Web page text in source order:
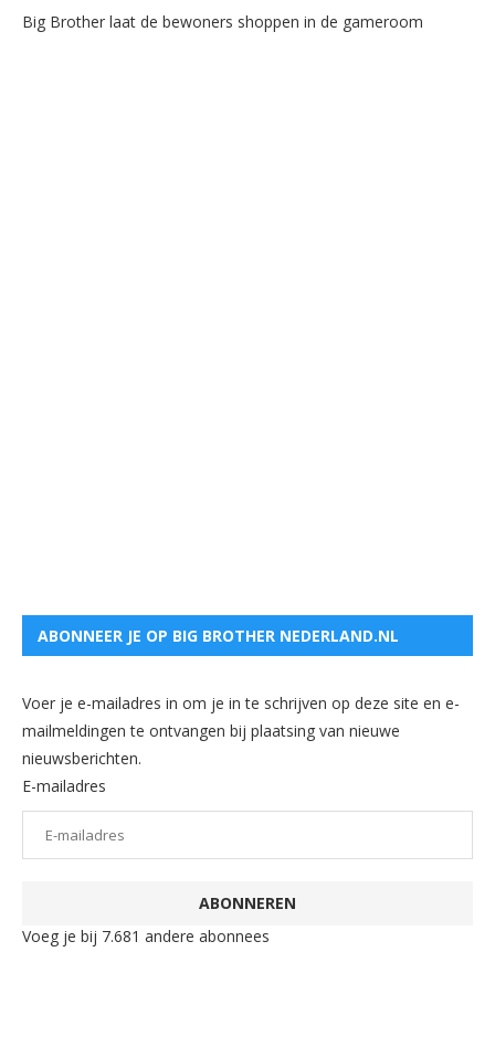
Big Brother laat de bewoners shoppen in de gameroom
ABONNEER JE OP BIG BROTHER NEDERLAND.NL
Voer je e-mailadres in om je in te schrijven op deze site en e-
mailmeldingen te ontvangen bij plaatsing van nieuwe
nieuwsberichten.
E-mailadres
ABONNEREN
Voeg je bij 7.681 andere abonnees